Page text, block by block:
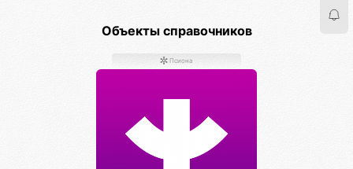
Объекты справочников
Псиона